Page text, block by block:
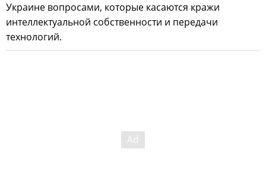
Украине вопросами, которые касаются кражи
интеллектуальной собственности и передачи
технологий.